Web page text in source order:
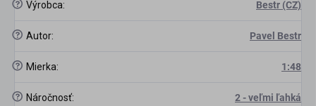
? Výrobca: Bestr (CZ)
? Autor: Pavel Bestr
? Mierka: 1:48
? Náročnosť: 2 - veľmi ľahká